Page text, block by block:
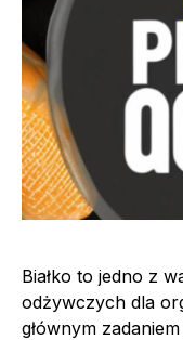
Białko to jedno z
odżywczych dla
głównym